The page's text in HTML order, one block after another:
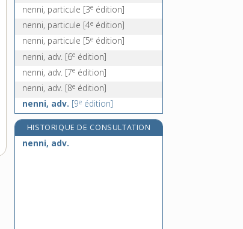
néoconservateur, -trice, n.
nenni, particule [3e édition]
nenni, particule [4e édition]
nenni, particule [5e édition]
nenni, adv. [6e édition]
nenni, adv. [7e édition]
nenni, adv. [8e édition]
nenni, adv. [9e édition]
HISTORIQUE DE CONSULTATION
nenni, adv.